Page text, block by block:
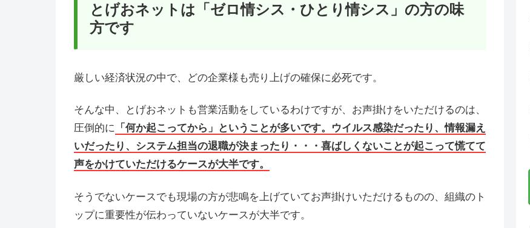
とげおネットは「ゼロ情シス・ひとり情シス」の方の味
方です
厳しい経済状況の中で、どの企業様も売り上げの確保に必死です。
そんな中、とげおネットも営業活動をしているわけですが、お声掛けをいただけるのは、
圧倒的に 「何か起こってから」ということが多いです。ウイルス感染だったり、情報漏え
いだったり、システム担当の退職が決まったり・・・喜ばしくないことが起こって慌てて
声をかけていただけるケースが大半です。
そうでないケースでも現場の方が悲鳴を上げていてお声掛けいただけるものの、組織のト
ップに重要性が伝わっていないケースが大半です。